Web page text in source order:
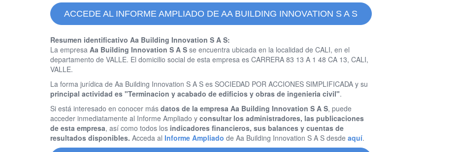
ACCEDE AL INFORME AMPLIADO DE AA BUILDING INNOVATION S A S
Resumen identificativo Aa Building Innovation S A S:
La empresa Aa Building Innovation S A S se encuentra ubicada en la localidad de CALI, en el
departamento de VALLE. El domicilio social de esta empresa es CARRERA 83 13 A 1 48 CA 13, CALI,
VALLE.
La forma jurídica de Aa Building Innovation S A S es SOCIEDAD POR ACCIONES SIMPLIFICADA y su
principal actividad es "Terminacion y acabado de edificios y obras de ingenieria civil".
Si está interesado en conocer más datos de la empresa Aa Building Innovation S A S, puede
acceder inmediatamente al Informe Ampliado y consultar los administradores, las publicaciones
de esta empresa, así como todos los indicadores financieros, sus balances y cuentas de
resultados disponibles. Acceda al Informe Ampliado de Aa Building Innovation S A S desde aquí.